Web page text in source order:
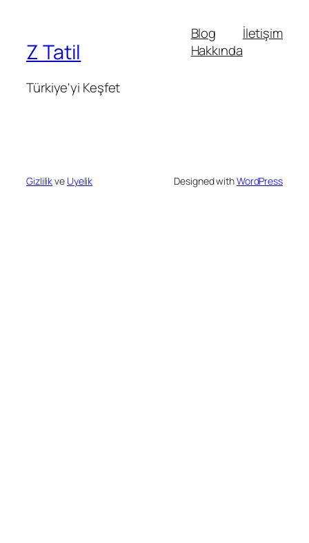
Z Tatil
Türkiye'yi Keşfet
Blog
Hakkında
İletişim
Gizlilikve Uyelik Designed withWordPress